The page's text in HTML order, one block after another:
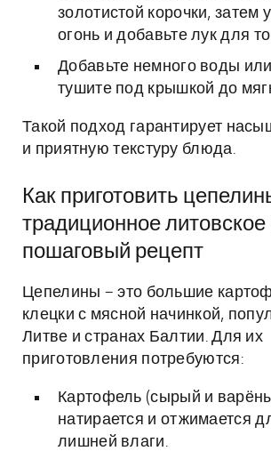
золотистой корочки, затем
огонь и добавьте лук для
Добавьте немного воды
тушите под крышкой до
Такой подход гарантирует
и приятную текстуру блюда.
Как приготовить
традиционное
пошаговый рецепт
Цепелины – это большие
клецки с мясной начинкой,
Литве и странах Балтии. Для их
приготовления потребуются:
Картофель (сырый и
натирается и отжимается
лишней влаги.